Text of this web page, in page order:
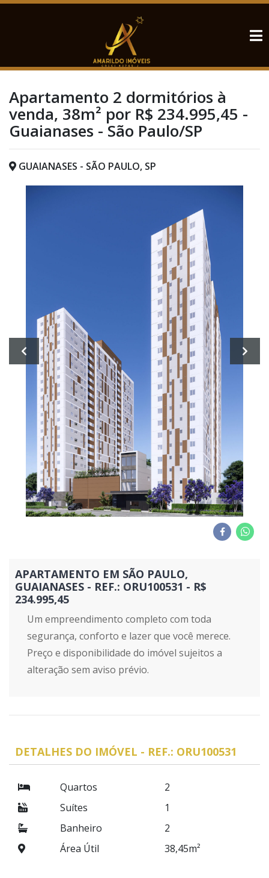
Apartamento 2 dormitórios à
venda, 38m² por R$ 234.995,45 -
Guaianases - São Paulo/SP
GUAIANASES - SÃO PAULO, SP
APARTAMENTO EM SÃO PAULO,
GUAIANASES - REF.: ORU100531 - R$
234.995,45
Um empreendimento completo com toda
segurança, conforto e lazer que você merece.
Preço e disponibilidade do imóvel sujeitos a
alteração sem aviso prévio.
DETALHES DO IMÓVEL - REF.: ORU100531
Quartos
2
Suítes
1
Banheiro
2
Área Útil
38,45m²